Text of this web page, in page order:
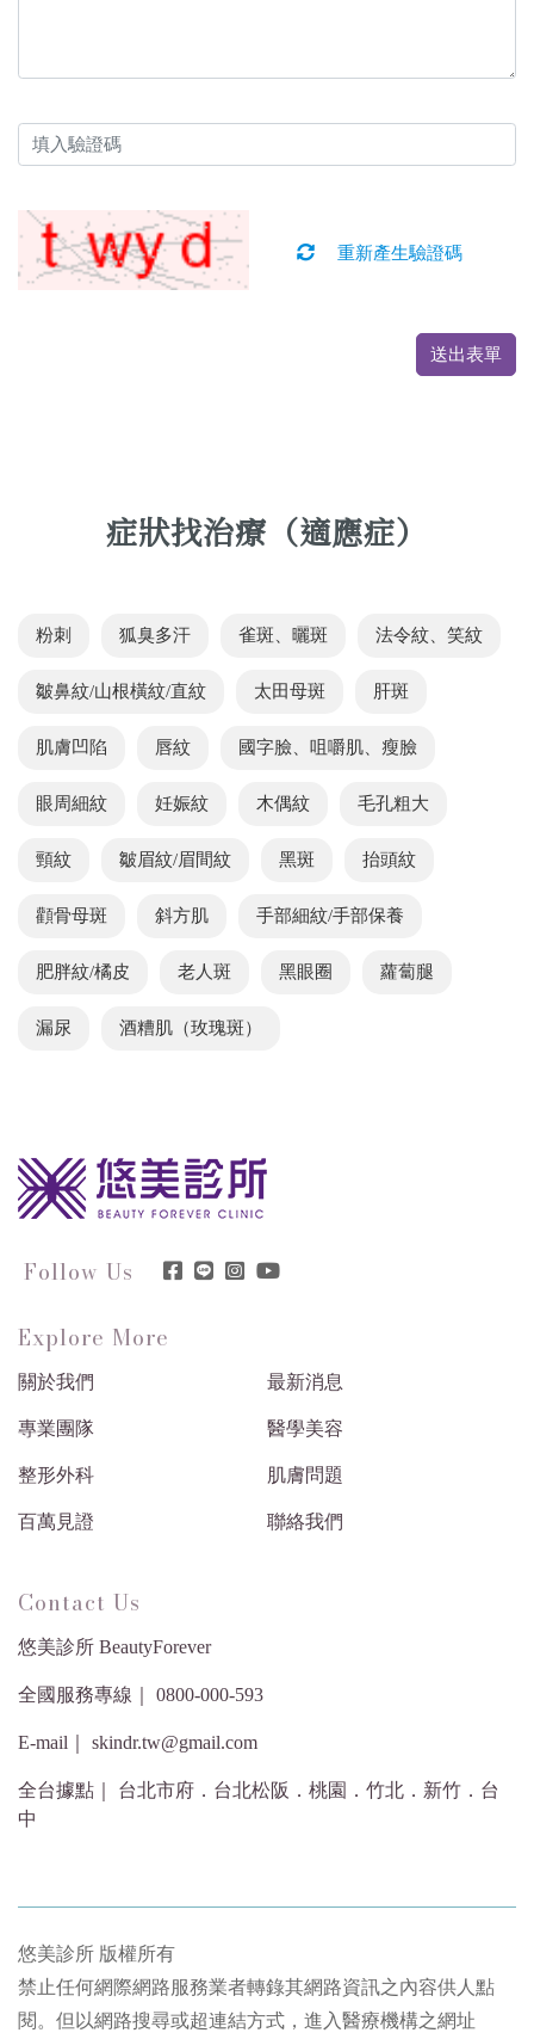
重新產生驗證碼
送出表單
症狀找治療（適應症）
粉刺 狐臭多汗 雀斑、曬斑 法令紋、笑紋
皺鼻紋/山根橫紋/直紋 太田母斑 肝斑
肌膚凹陷 唇紋 國字臉、咀嚼肌、瘦臉
眼周細紋 妊娠紋 木偶紋 毛孔粗大
頸紋 皺眉紋/眉間紋 黑斑 抬頭紋
顴骨母斑 斜方肌 手部細紋/手部保養
肥胖紋/橘皮 老人斑 黑眼圈 蘿蔔腿
漏尿 酒糟肌（玫瑰斑）
Follow Us
Explore More
關於我們 最新消息
專業團隊 醫學美容
整形外科 肌膚問題
百萬見證 聯絡我們
Contact Us
悠美診所 BeautyForever
全國服務專線｜ 0800-000-593
E-mail｜ skindr.tw@gmail.com
全台據點｜ 台北市府．台北松阪．桃園．竹北．新竹．台
中
悠美診所 版權所有
禁止任何網際網路服務業者轉錄其網路資訊之內容供人點
閱。但以網路搜尋或超連結方式，進入醫療機構之網址